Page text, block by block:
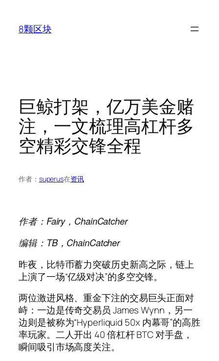
8颗区块
巨鲸打架，亿万美金赌
注，一文梳理高杠杆多
空精彩交锋全程
作者： superus在资讯
作者：Fairy，ChainCatcher
编辑：TB，ChainCatcher
昨夜，比特币蓄力突破历史新高之际，链上
上演了一场“亿级对决”的多空交锋。
两位激进风格、重金下注的交易巨头正面对
峙：一边是传奇交易员 James Wynn，另一
边则是被称为“Hyperliquid 50x 内幕哥”的高胜
率玩家。二人开出 40 倍杠杆 BTC 对手盘，
瞬间吸引市场高度关注。